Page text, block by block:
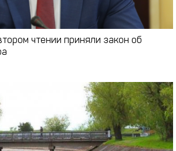
чтении приняли закон об